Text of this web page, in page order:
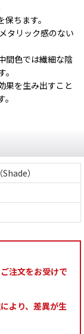
ちます。
タリック感のない
間色では繊細な陰
果を生み出すこと
）
注文をお受けで
より、差異が生